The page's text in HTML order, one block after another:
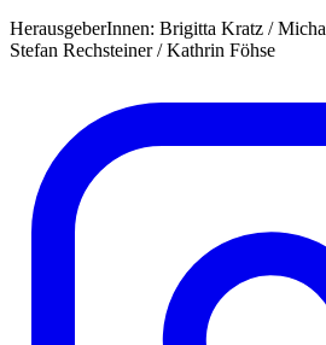
HerausgeberInnen: Brigitta Kratz /
Stefan Rechsteiner / Kathrin Föhse